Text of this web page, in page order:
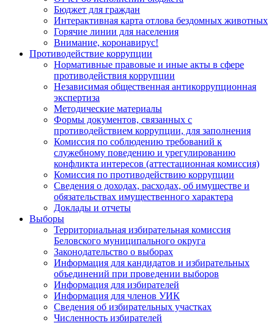
Бюджет для граждан
Интерактивная карта отлова бездомных животных
Горячие линии для населения
Внимание, коронавирус!
Противодействие коррупции
Нормативные правовые и иные акты в сфере
противодействия коррупции
Независимая общественная антикоррупционная
экспертиза
Методические материалы
Формы документов, связанных с
противодействием коррупции, для заполнения
Комиссия по соблюдению требований к
служебному поведению и урегулированию
конфликта интересов (аттестационная комиссия)
Комиссия по противодействию коррупции
Сведения о доходах, расходах, об имуществе и
обязательствах имущественного характера
Доклады и отчеты
Выборы
Территориальная избирательная комиссия
Беловского муниципального округа
Законодательство о выборах
Информация для кандидатов и избирательных
объединений при проведении выборов
Информация для избирателей
Информация для членов УИК
Сведения об избирательных участках
Численность избирателей